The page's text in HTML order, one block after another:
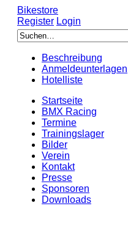
Bikestore
Register Login
Beschreibung
Anmeldeunterlagen
Hotelliste
Startseite
BMX Racing
Termine
Trainingslager
Bilder
Verein
Kontakt
Presse
Sponsoren
Downloads